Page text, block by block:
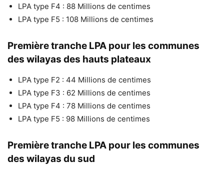
LPA type F4 : 88 Millions de centimes
LPA type F5 : 108 Millions de centimes
Première tranche LPA pour les communes
des wilayas des hauts plateaux
LPA type F2 : 44 Millions de centimes
LPA type F3 : 62 Millions de centimes
LPA type F4 : 78 Millions de centimes
LPA type F5 : 98 Millions de centimes
Première tranche LPA pour les communes
des wilayas du sud